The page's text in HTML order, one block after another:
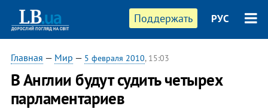
Поддержать РУС
Главная — Мир — 5 февраля 2010, 15:03
В Англии будут судить четырех
парламентариев